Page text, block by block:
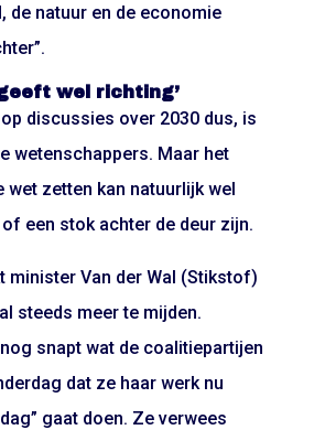
de natuur en de economie
wel richting’
discussies over 2030 dus, is
wetenschappers. Maar het
wet zetten kan natuurlijk wel
of een stok achter de deur zijn.
minister Van der Wal (Stikstof)
steeds meer te mijden.
snapt wat de coalitiepartijen
dat ze haar werk nu
gaat doen. Ze verwees